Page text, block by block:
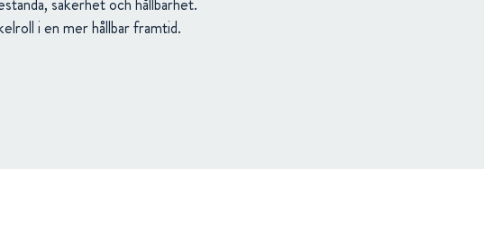
i en mer hållbar framtid.